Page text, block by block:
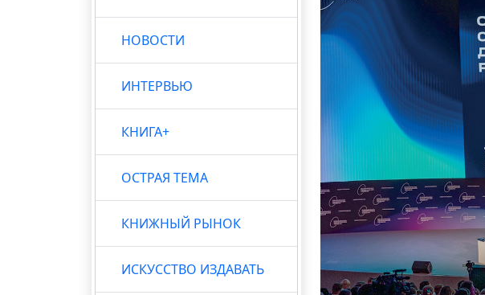
НОВОСТИ
ИНТЕРВЬЮ
КНИГА+
ОСТРАЯ ТЕМА
КНИЖНЫЙ РЫНОК
ИСКУССТВО ИЗДАВАТЬ